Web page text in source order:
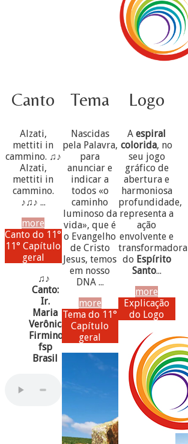
Canto
Alzati,
mettiti in
cammino. ♫♪
Alzati,
mettiti in
cammino.
♪♫♪ ...
more
Canto do 11°
11° Capítulo
geral
♫♪
Canto:
Ir.
Maria
Verônica
Firmino,
fsp
Brasil
Tema
Nascidas
pela Palavra,
para
anunciar e
indicar a
todos «o
caminho
luminoso da
vida», que é
o Evangelho
de Cristo
Jesus, temos
em nosso
DNA ...
more
Tema do 11°
Capítulo
geral
Logo
Aespiral
colorida, no
seu jogo
gráfico de
abertura e
harmoniosa
profundidade,
representa a
ação
envolvente e
transformadora
do Espírito
Santo...
more
Explicação
do Logo